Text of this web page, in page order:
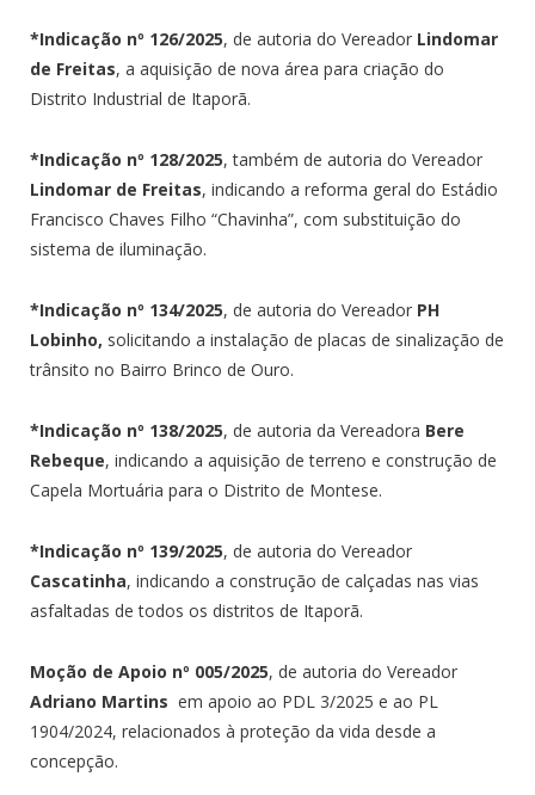
*Indicação nº 126/2025, de autoria do Vereador Lindomar
de Freitas, a aquisição de nova área para criação do
Distrito Industrial de Itaporã.
*Indicação nº 128/2025, também de autoria do Vereador
Lindomar de Freitas, indicando a reforma geral do Estádio
Francisco Chaves Filho “Chavinha”, com substituição do
sistema de iluminação.
*Indicação nº 134/2025, de autoria do Vereador PH
Lobinho, solicitando a instalação de placas de sinalização de
trânsito no Bairro Brinco de Ouro.
*Indicação nº 138/2025, de autoria da Vereadora Bere
Rebeque, indicando a aquisição de terreno e construção de
Capela Mortuária para o Distrito de Montese.
*Indicação nº 139/2025, de autoria do Vereador
Cascatinha, indicando a construção de calçadas nas vias
asfaltadas de todos os distritos de Itaporã.
Moção de Apoio nº 005/2025, de autoria do Vereador
Adriano Martins em apoio ao PDL 3/2025 e ao PL
1904/2024, relacionados à proteção da vida desde a
concepção.